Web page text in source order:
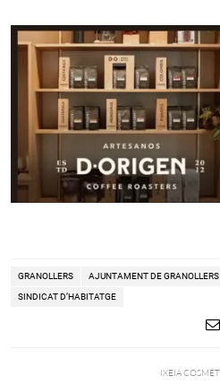
GRANOLLERS AJUNTAMENT DE GRANOLLERS
SINDICAT D’HABITATGE